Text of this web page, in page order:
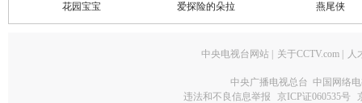
花园宝宝 爱探险的朵拉 燕尾侠
中央电视台网站 关于CCTV.com 人
中央广播电视总台 中国网络
违法和不良信息举报
京ICP证060535号